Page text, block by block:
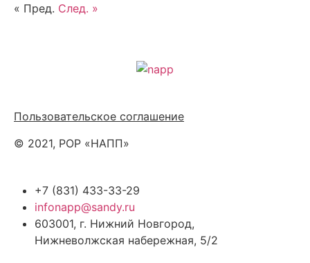
« Пред. След. »
Пользовательское соглашение
© 2021, РОР «НАПП»
+7 (831) 433-33-29
infonapp@sandy.ru
603001, г. Нижний Новгород,
Нижневолжская набережная, 5/2